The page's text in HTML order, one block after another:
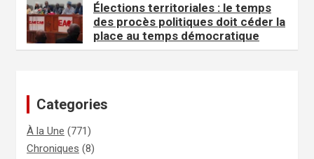
Élections territoriales : le temps
des procès politiques doit céder la
place au temps démocratique
Categories
À la Une (771)
Chroniques (8)